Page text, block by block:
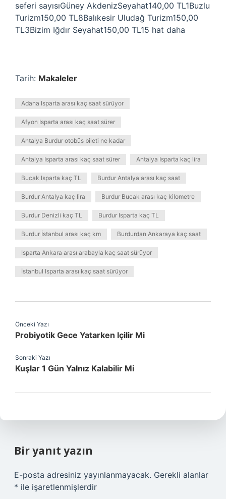
seferi sayısıGüney AkdenizSeyahat140,00 TL1Buzlu
Turizm150,00 TL8Balıkesir Uludağ Turizm150,00
TL3Bizim Iğdır Seyahat150,00 TL15 hat daha
Tarih: Makaleler
Adana Isparta arası kaç saat sürüyor
Afyon Isparta arası kaç saat sürer
Antalya Burdur otobüs bileti ne kadar
Antalya Isparta arası kaç saat sürer Antalya Isparta kaç lira
Bucak Isparta kaç TL Burdur Antalya arası kaç saat
Burdur Antalya kaç lira Burdur Bucak arası kaç kilometre
Burdur Denizli kaç TL Burdur Isparta kaç TL
Burdur İstanbul arası kaç km Burdurdan Ankaraya kaç saat
Isparta Ankara arası arabayla kaç saat sürüyor
İstanbul Isparta arası kaç saat sürüyor
Önceki Yazı
Probiyotik Gece Yatarken Içilir Mi
Sonraki Yazı
Kuşlar 1 Gün Yalnız Kalabilir Mi
Bir yanıt yazın
E-posta adresiniz yayınlanmayacak. Gerekli alanlar
* ile işaretlenmişlerdir